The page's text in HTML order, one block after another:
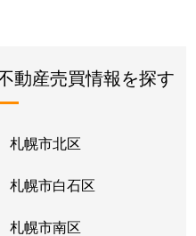
動産売買情報を探す
札幌市北区
札幌市白石区
札幌市南区